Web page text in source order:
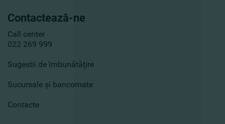
Contactează-ne
Call center
022 269 999
Sugestii de îmbunătățire
Sucursale și bancomate
Contacte